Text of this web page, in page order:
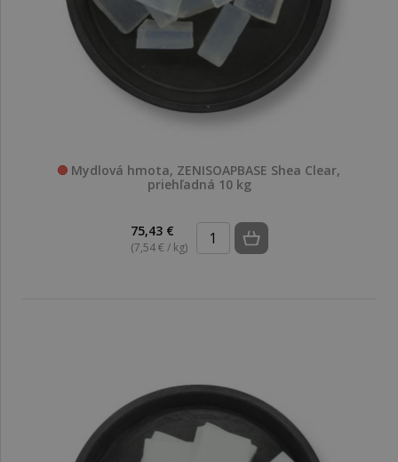
Mydlová hmota, ZENISOAPBASE Shea Clear,
priehľadná 10 kg
75,43 €
(7,54 € / kg)